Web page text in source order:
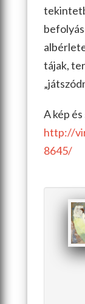
tájak,
A kép
http://
8645/